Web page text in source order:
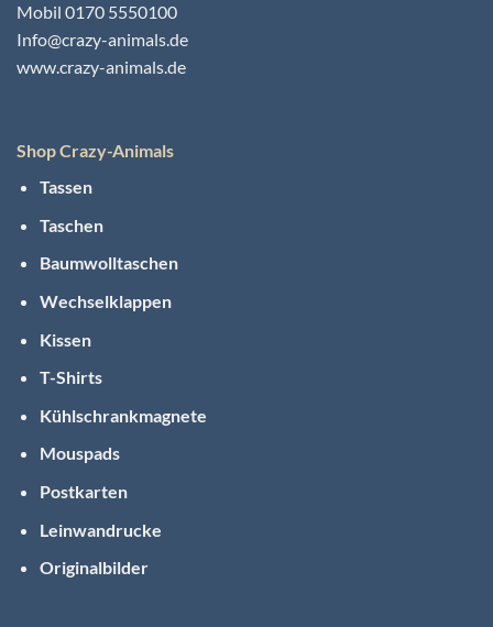
Mobil 0170 5550100
Info@crazy-animals.de
www.crazy-animals.de
Shop Crazy-Animals
Tassen
Taschen
Baumwolltaschen
Wechselklappen
Kissen
T-Shirts
Kühlschrankmagnete
Mouspads
Postkarten
Leinwandrucke
Originalbilder